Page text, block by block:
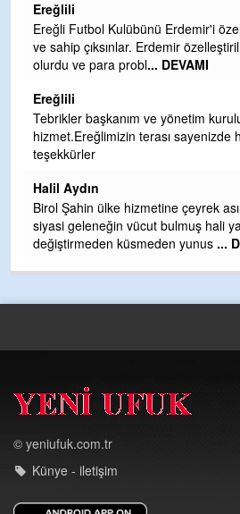
Ereğlili
Ereğli Futbol Kulübünü Erdemir'i
ve sahip çıksınlar. Erdemir
olurdu ve para probl... DEVAMI
Ereğlili
Tebrikler başkanım ve yönetim
hizmet.Ereğlimizin terası sayenizde
teşekkürler
Halil Aydın
Birol Şahin ülke hizmetine çeyrek
siyasi geleneğin vücut bulmuş hali
değiştirmeden küsmeden yunus ...
© yeniufuk.com.tr
Künye - iletişim